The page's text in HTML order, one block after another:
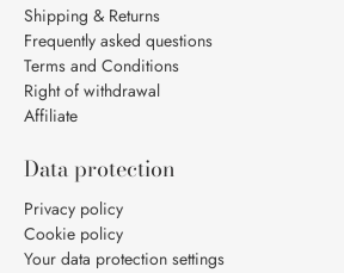
Shipping & Returns
Frequently asked questions
Terms and Conditions
Right of withdrawal
Affiliate
Data protection
Privacy policy
Cookie policy
Your data protection settings